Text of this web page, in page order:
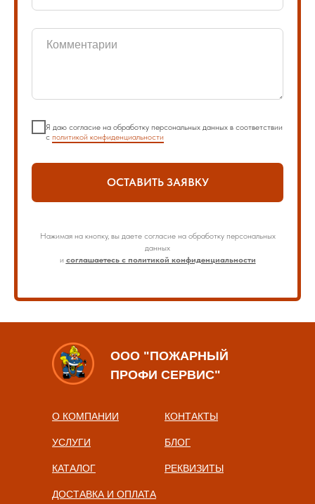
Я даю согласие на обработку персональных данных в соответствии
с политикой конфиденциальности
ОСТАВИТЬ ЗАЯВКУ
Нажимая на кнопку, вы даете согласие на обработку персональных
данных
и соглашаетесь с политикой конфиденциальности
ООО "ПОЖАРНЫЙ
ПРОФИ СЕРВИС"
О КОМПАНИИ
УСЛУГИ
КАТАЛОГ
ДОСТАВКА И ОПЛАТА
КОНТАКТЫ
РЕКВИЗИТЫ
БЛОГ